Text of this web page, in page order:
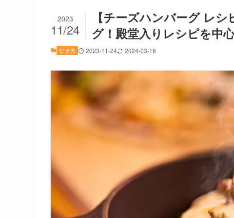
【チーズハンバーグ レ
グ！殿堂入りレシピを中
2023
11/24
ひき肉 2023-11-24 2024-03-16